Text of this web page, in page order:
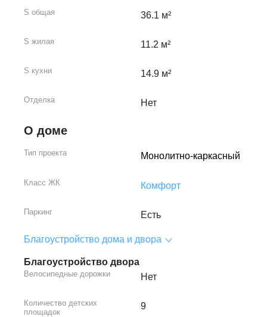
S общая 36.1 м²
S жилая 11.2 м²
S кухни 14.9 м²
Отделка Нет
О доме
Тип проекта Монолитно-каркасный
Класс ЖК Комфорт
Паркинг Есть
Благоустройство дома и двора
Благоустройство двора
Велосипедные дорожки Нет
Количество детских
площадок
9